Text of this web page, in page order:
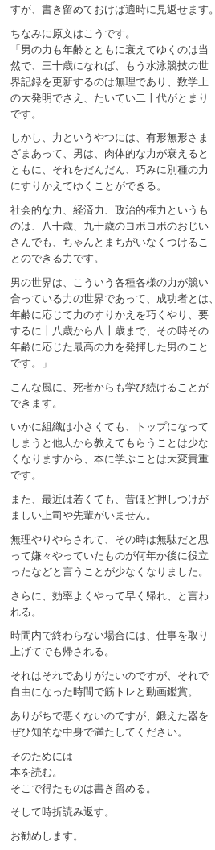
すが、書き留めておけば適時に見返せます。
ちなみに原文はこうです。
「男の力も年齢とともに衰えてゆくのは当
然で、三十歳になれば、もう水泳競技の世
界記録を更新するのは無理であり、数学上
の大発明でさえ、たいてい二十代がとまり
です。
しかし、力というやつには、有形無形さま
ざまあって、男は、肉体的な力が衰えると
ともに、それをだんだん、巧みに別種の力
にすりかえてゆくことができる。
社会的な力、経済力、政治的権力というも
のは、八十歳、九十歳のヨボヨボのおじい
さんでも、ちゃんとまちがいなくつけるこ
とのできる力です。
男の世界は、こういう各種各様の力が競い
合っている力の世界であって、成功者とは、
年齢に応じて力のすりかえを巧くやり、要
するに十八歳から八十歳まで、その時その
年齢に応じた最高の力を発揮した男のこと
です。」
こんな風に、死者からも学び続けることが
できます。
いかに組織は小さくても、トップになって
しまうと他人から教えてもらうことは少な
くなりますから、本に学ぶことは大変貴重
です。
また、最近は若くても、昔ほど押しつけが
ましい上司や先輩がいません。
無理やりやらされて、その時は無駄だと思
って嫌々やっていたものが何年か後に役立
ったなどと言うことが少なくなりました。
さらに、効率よくやって早く帰れ、と言わ
れる。
時間内で終わらない場合には、仕事を取り
上げてでも帰される。
それはそれでありがたいのですが、それで
自由になった時間で筋トレと動画鑑賞。
ありがちで悪くないのですが、鍛えた器を
ぜひ知的な中身で満たしてください。
そのためには
本を読む。
そこで得たものは書き留める。
そして時折読み返す。
お勧めします。